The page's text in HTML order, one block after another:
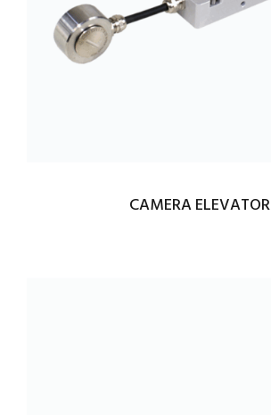
CAMERA ELEVATOR